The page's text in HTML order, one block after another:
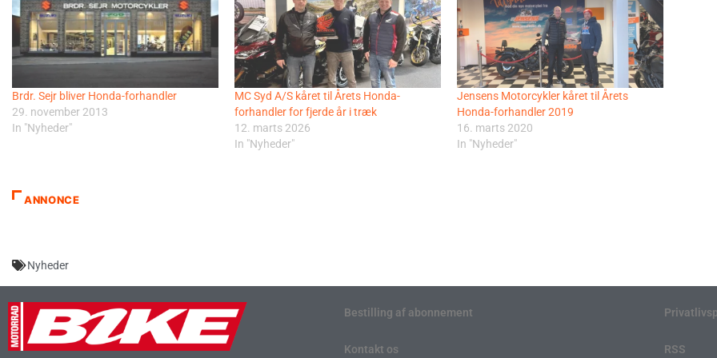
Brdr. Sejr bliver Honda-forhandler
29. november 2013
In "Nyheder"
MC Syd A/S kåret til Årets Honda-
forhandler for fjerde år i træk
12. marts 2026
In "Nyheder"
Jensens Motorcykler kåret til Årets
Honda-forhandler 2019
16. marts 2020
In "Nyheder"
ANNONCE
Nyheder
Bestilling af abonnement
Kontakt os RSS